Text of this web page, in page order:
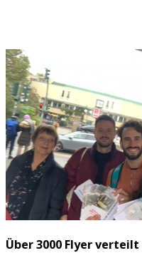
Über 3000 Flyer